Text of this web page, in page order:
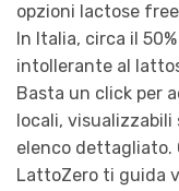
opzioni lactose
In Italia, circa il
intollerante al
Basta un click per
locali,
elenco dettagliato.
LattoZero ti guida